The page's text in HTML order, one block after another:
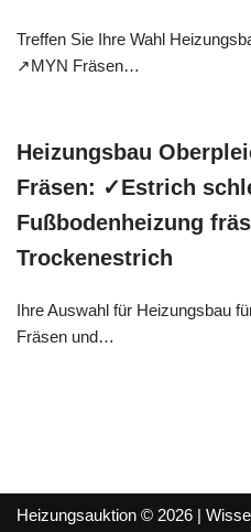
Treffen Sie Ihre Wahl
↗️MYN Fräsen…
Heizungsbau
Fräsen: ✓Estrich
Fußbodenheizung
Trockenestrich
Ihre Auswahl für Heizungsbau
Fräsen und…
Heizungsauktion © 2026 |